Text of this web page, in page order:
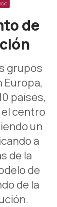
de
grupos
Europa,
países,
centro
un
a
de la
de
de la